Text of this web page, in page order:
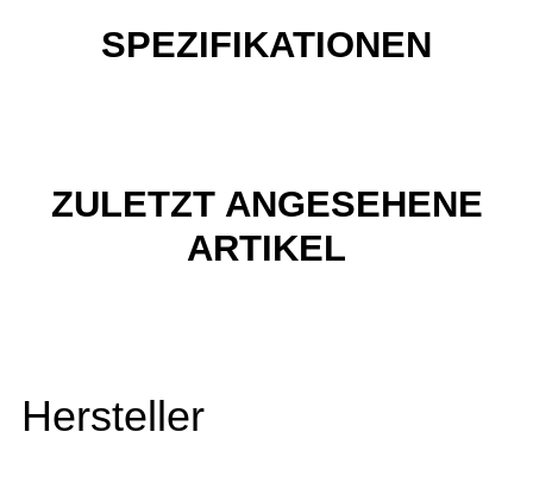
SPEZIFIKATIONEN
ZULETZT ANGESEHENE
ARTIKEL
Hersteller